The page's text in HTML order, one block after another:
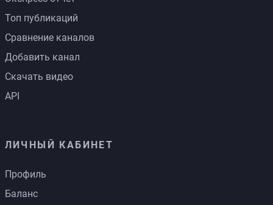
Топ публикаций
Сравнение каналов
Добавить канал
Скачать видео
API
ЛИЧНЫЙ КАБИНЕТ
Профиль
Баланс